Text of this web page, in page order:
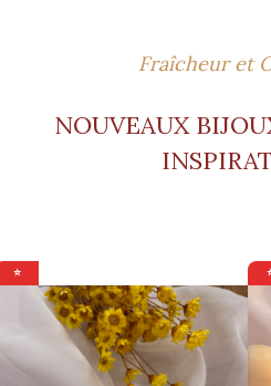
Fraîcheur et
NOUVEAUX
⭐